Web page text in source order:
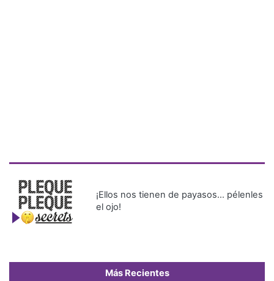
¡Ellos nos tienen de payasos… pélenles
el ojo!
Más Recientes